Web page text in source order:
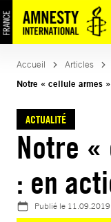
Aller
au
contenu
Accueil Articles
Notre « cellule armes
ACTUALITÉ
Notre
: en
Publié le 11.09.2019